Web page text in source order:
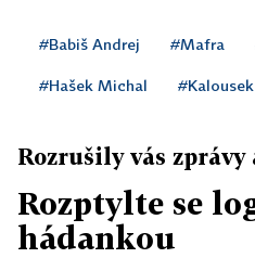
#Babiš Andrej #Mafra
#Hašek Michal
Rozrušily vás
Rozptylte se
hádankou